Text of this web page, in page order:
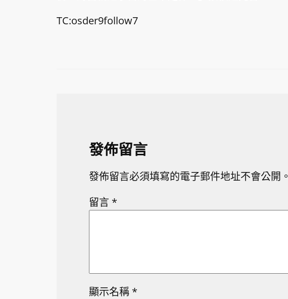
TC:osder9follow7
發佈留言
發佈留言必須填寫的電子郵件地址不會公開。
留言 *
顯示名稱 *